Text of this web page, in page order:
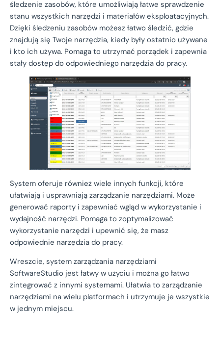
śledzenie zasobów, które umożliwiają łatwe sprawdzenie
stanu wszystkich narzędzi i materiałów eksploatacyjnych.
Dzięki śledzeniu zasobów możesz łatwo śledzić, gdzie
znajdują się Twoje narzędzia, kiedy były ostatnio używane
i kto ich używa. Pomaga to utrzymać porządek i zapewnia
stały dostęp do odpowiedniego narzędzia do pracy.
System oferuje również wiele innych funkcji, które
ułatwiają i usprawniają zarządzanie narzędziami. Może
generować raporty i zapewniać wgląd w wykorzystanie i
wydajność narzędzi. Pomaga to zoptymalizować
wykorzystanie narzędzi i upewnić się, że masz
odpowiednie narzędzia do pracy.
Wreszcie, system zarządzania narzędziami
SoftwareStudio jest łatwy w użyciu i można go łatwo
zintegrować z innymi systemami. Ułatwia to zarządzanie
narzędziami na wielu platformach i utrzymuje je wszystkie
w jednym miejscu.